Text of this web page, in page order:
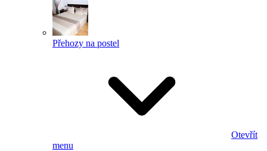
Přehozy na postel
Otevřít
menu